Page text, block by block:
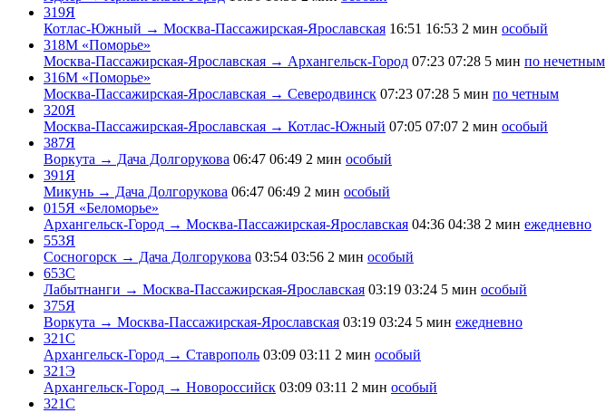
319Я
Котлас-Южный → Москва-Пассажирская-Ярославская 16:51 16:53 2 мин особый
318М «Поморье»
Москва-Пассажирская-Ярославская → Архангельск-Город 07:23 07:28 5 мин по нечетным
316М «Поморье»
Москва-Пассажирская-Ярославская → Северодвинск 07:23 07:28 5 мин по четным
320Я
Москва-Пассажирская-Ярославская → Котлас-Южный 07:05 07:07 2 мин особый
387Я
Воркута → Дача Долгорукова 06:47 06:49 2 мин особый
391Я
Микунь → Дача Долгорукова 06:47 06:49 2 мин особый
015Я «Беломорье»
Архангельск-Город → Москва-Пассажирская-Ярославская 04:36 04:38 2 мин ежедневно
553Я
Сосногорск → Дача Долгорукова 03:54 03:56 2 мин особый
653С
Лабытнанги → Москва-Пассажирская-Ярославская 03:19 03:24 5 мин особый
375Я
Воркута → Москва-Пассажирская-Ярославская 03:19 03:24 5 мин ежедневно
321С
Архангельск-Город → Ставрополь 03:09 03:11 2 мин особый
321Э
Архангельск-Город → Новороссийск 03:09 03:11 2 мин особый
321С